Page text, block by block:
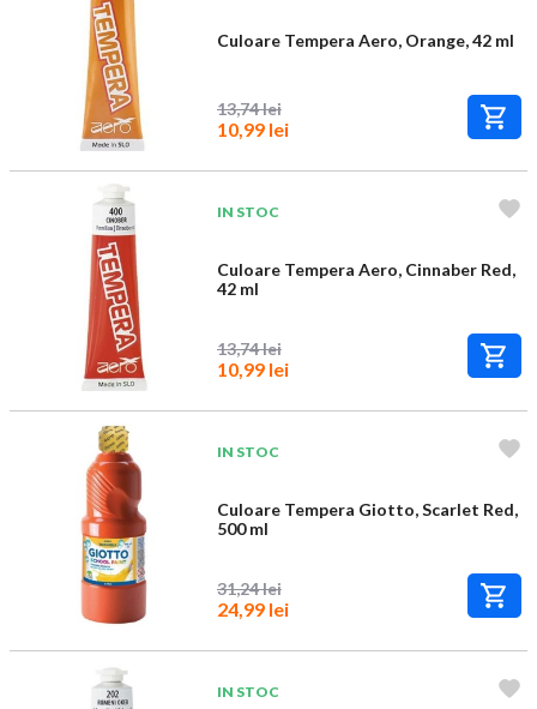
Culoare Tempera Aero, Orange, 42 ml
13,74 lei
10,99 lei
IN STOC
Culoare Tempera Aero, Cinnaber Red,
42 ml
13,74 lei
10,99 lei
IN STOC
Culoare Tempera Giotto, Scarlet Red,
500 ml
31,24 lei
24,99 lei
IN STOC